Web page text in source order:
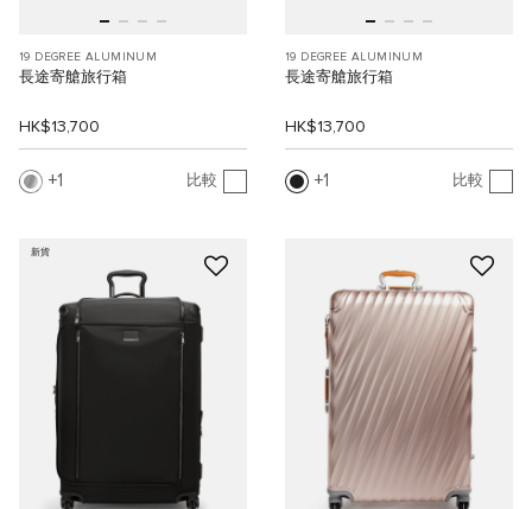
19 DEGREE ALUMINUM
長途寄艙旅行箱
HK$13,700
1 比較
19 DEGREE ALUMINUM
長途寄艙旅行箱
HK$13,700
1 比較
新貨